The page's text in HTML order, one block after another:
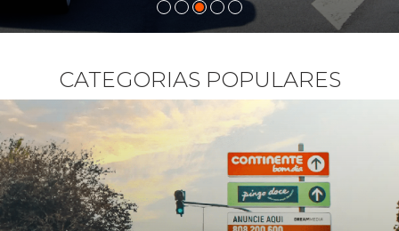
CATEGORIAS POPULARES